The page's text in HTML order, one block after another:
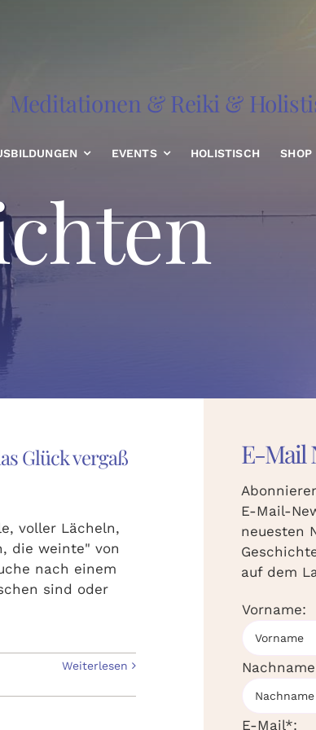
Meditationen & Reiki &
EVENTS HOLISTISCH SHOP
Glück vergaß
voller Lächeln,
die weinte" von
nach einem
sind oder
Weiterlesen
E-Mail
E-Mail-
neuesten
auf dem
Vorname:
E-Mail*: